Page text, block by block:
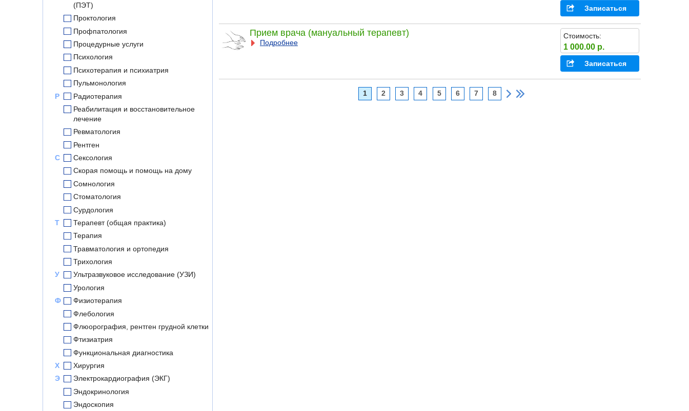
(ПЭТ)
Проктология
Профпатология
Процедурные услуги
Психология
Психотерапия и психиатрия
Пульмонология
Р
Радиотерапия
Реабилитация и восстановительное
лечение
Ревматология
Рентген
С
Сексология
Скорая помощь и помощь на дому
Сомнология
Стоматология
Сурдология
Т
Терапевт (общая практика)
Терапия
Травматология и ортопедия
Трихология
У
Ультразвуковое исследование (УЗИ)
Урология
Ф
Физиотерапия
Флебология
Флюорография, рентген грудной клетки
Фтизиатрия
Функциональная диагностика
Х
Хирургия
Э
Электрокардиография (ЭКГ)
Эндокринология
Эндоскопия
Записаться
Прием врача (мануальный терапевт)
Подробнее
Стоимость:
1 000.00 р.
Записаться
1 2 3 4 5 6 7 8